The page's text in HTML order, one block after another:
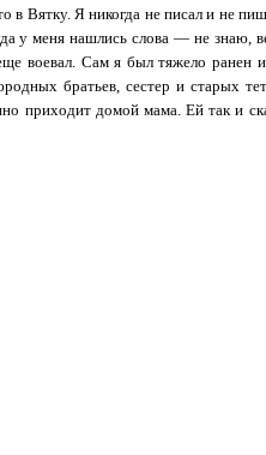
в Вятку. Я никогда не писал и не
у меня нашлись слова — не знаю,
воевал. Сам я был тяжело ранен
братьев, сестер и старых
приходит домой мама. Ей так и